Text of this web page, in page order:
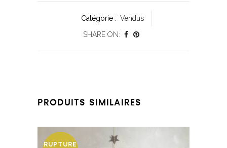
Catégorie : Vendus
SHARE ON:
PRODUITS SIMILAIRES
RUPTURE